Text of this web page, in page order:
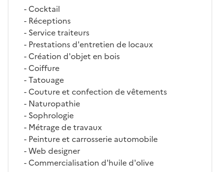
- Cocktail
- Réceptions
- Service traiteurs
- Prestations d'entretien de locaux
- Création d'objet en bois
- Coiffure
- Tatouage
- Couture et confection de vêtements
- Naturopathie
- Sophrologie
- Métrage de travaux
- Peinture et carrosserie automobile
- Web designer
- Commercialisation d'huile d'olive